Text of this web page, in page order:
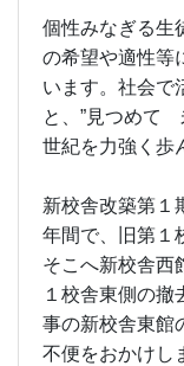
個性みなぎる生
の希望や適性等
います。社会で
と、”見つめて
世紀を力強く歩
新校舎改築第１
年間で、旧第１
そこへ新校舎西
１校舎東側の撤
事の新校舎東館
不便をおかけし